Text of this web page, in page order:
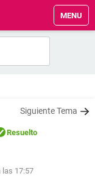
MENU
Siguiente Tema
Resuelto
las 17:57